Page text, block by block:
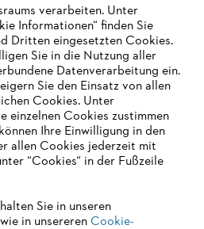
NICHT
Seite empfehlen wir Ihnen, zu
zu wechseln:
verarbeiten. Unter
Informationen“ finden Sie
Dritten eingesetzten Cookies.
Sie in die Nutzung aller
Datenverarbeitung ein.
Sie den Einsatz von allen
Cookies. Unter
einzelnen Cookies zustimmen
Ihre Einwilligung in den
allen Cookies jederzeit mit
“Cookies“ in der Fußzeile
Sie in unseren
in unsereren Cookie-